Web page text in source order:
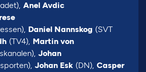
Anel Avdic
Daniel Nannskog (SVT
(TV4), Martin von
Johan
Johan Esk (DN), Casper